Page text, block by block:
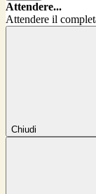
Attendere...
Attendere il
Chiudi